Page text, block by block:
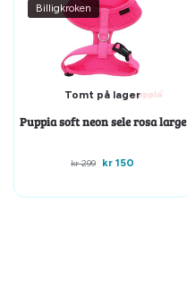
Billigkroken
Tomt på lager
Puppia soft neon sele rosa large
kr299 kr 150